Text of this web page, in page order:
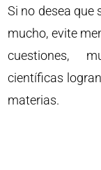
Si no desea que
mucho, evite
cuestiones,
científicas
materias.